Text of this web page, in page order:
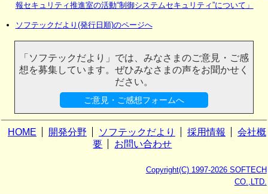
報セキュリティ推進室の活動“制御システムセキュリティ”について」
ソフテックだより(発行日順)のページへ
「ソフテックだより」では、みなさまのご意見・ご感
想を募集しています。ぜひみなさまの声をお聞かせく
ださい。
ご意見・ご感想フォームへ
HOME 開発分野 ソフテックだより 採用情報
会社概
要
お問い合わせ
Copyright(C) 1997-2026 SOFTECH
CO.,LTD.